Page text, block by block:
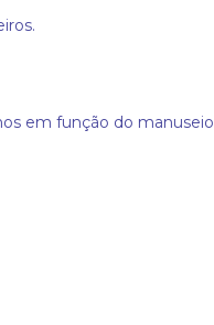
em função do